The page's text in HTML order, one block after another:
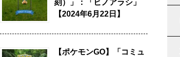
刻）」：「ヒノアラシ」
【2024年6月22日】
【ポケモンGO】「コミュ